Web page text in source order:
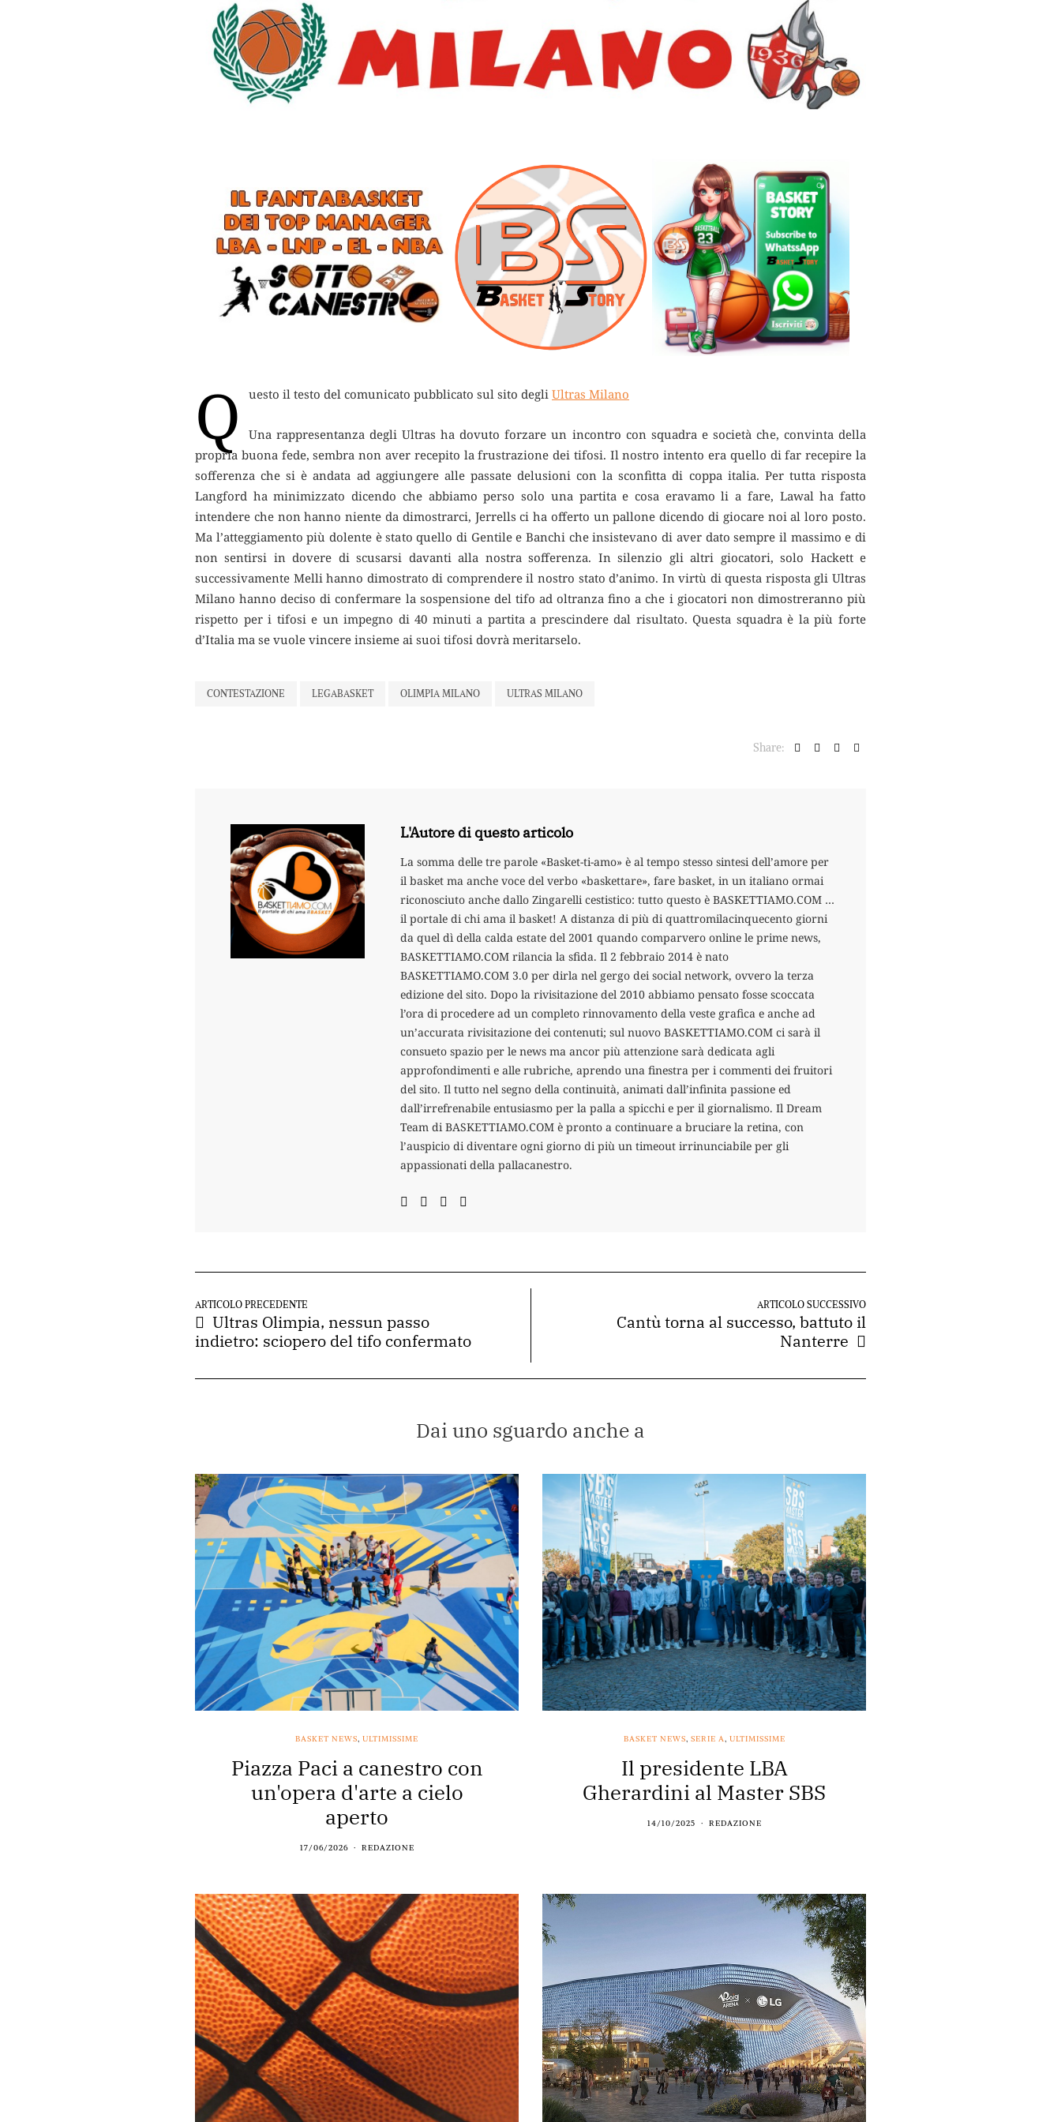
Q uesto il testo del comunicato pubblicato sul sito degli Ultras Milano
Una rappresentanza degli Ultras ha dovuto forzare un incontro con squadra e società che, convinta della
propria buona fede, sembra non aver recepito la frustrazione dei tifosi. Il nostro intento era quello di far recepire la
sofferenza che si è andata ad aggiungere alle passate delusioni con la sconfitta di coppa italia. Per tutta risposta
Langford ha minimizzato dicendo che abbiamo perso solo una partita e cosa eravamo li a fare, Lawal ha fatto
intendere che non hanno niente da dimostrarci, Jerrells ci ha offerto un pallone dicendo di giocare noi al loro posto.
Ma l’atteggiamento più dolente è stato quello di Gentile e Banchi che insistevano di aver dato sempre il massimo e di
non sentirsi in dovere di scusarsi davanti alla nostra sofferenza. In silenzio gli altri giocatori, solo Hackett e
successivamente Melli hanno dimostrato di comprendere il nostro stato d’animo. In virtù di questa risposta gli Ultras
Milano hanno deciso di confermare la sospensione del tifo ad oltranza fino a che i giocatori non dimostreranno più
rispetto per i tifosi e un impegno di 40 minuti a partita a prescindere dal risultato. Questa squadra è la più forte
d’Italia ma se vuole vincere insieme ai suoi tifosi dovrà meritarselo.
CONTESTAZIONE LEGABASKET OLIMPIA MILANO ULTRAS MILANO
Share:
L'Autore di questo articolo
La somma delle tre parole «Basket-ti-amo» è al tempo stesso sintesi dell’amore per
il basket ma anche voce del verbo «baskettare», fare basket, in un italiano ormai
riconosciuto anche dallo Zingarelli cestistico: tutto questo è BASKETTIAMO.COM …
il portale di chi ama il basket! A distanza di più di quattromilacinquecento giorni
da quel dì della calda estate del 2001 quando comparvero online le prime news,
BASKETTIAMO.COM rilancia la sfida. Il 2 febbraio 2014 è nato
BASKETTIAMO.COM 3.0 per dirla nel gergo dei social network, ovvero la terza
edizione del sito. Dopo la rivisitazione del 2010 abbiamo pensato fosse scoccata
l’ora di procedere ad un completo rinnovamento della veste grafica e anche ad
un’accurata rivisitazione dei contenuti; sul nuovo BASKETTIAMO.COM ci sarà il
consueto spazio per le news ma ancor più attenzione sarà dedicata agli
approfondimenti e alle rubriche, aprendo una finestra per i commenti dei fruitori
del sito. Il tutto nel segno della continuità, animati dall’infinita passione ed
dall’irrefrenabile entusiasmo per la palla a spicchi e per il giornalismo. Il Dream
Team di BASKETTIAMO.COM è pronto a continuare a bruciare la retina, con
l’auspicio di diventare ogni giorno di più un timeout irrinunciabile per gli
appassionati della pallacanestro.
ARTICOLO PRECEDENTE
Ultras Olimpia, nessun passo
indietro: sciopero del tifo confermato
ARTICOLO SUCCESSIVO
Cantù torna al successo, battuto il
Nanterre
Dai uno sguardo anche a
BASKET NEWS, ULTIMISSIME
Piazza Paci a canestro con
un'opera d'arte a cielo
aperto
17/06/2026 REDAZIONE
BASKET NEWS, SERIE A, ULTIMISSIME
Il presidente LBA
Gherardini al Master SBS
14/10/2025 REDAZIONE